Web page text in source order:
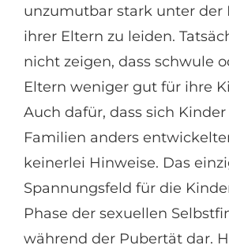
unzumutbar stark unter der
ihrer Eltern zu leiden.
nicht zeigen, dass schwule
Eltern weniger gut für ihre
Auch dafür, dass sich
Familien anders
keinerlei Hinweise. Das
Spannungsfeld für die
Phase der sexuellen
während der Pubertät dar.